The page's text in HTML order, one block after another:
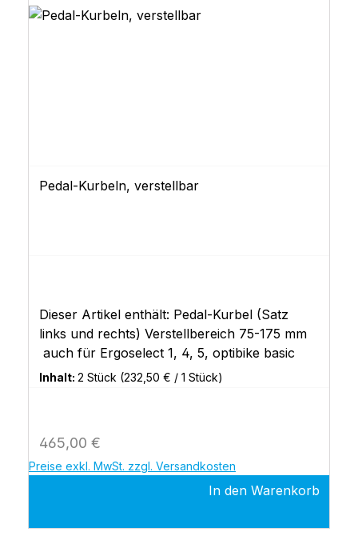
Pedal-Kurbeln, verstellbar
Dieser Artikel enthält: Pedal-Kurbel (Satz
links und rechts) Verstellbereich 75-175 mm
auch für Ergoselect 1, 4, 5, optibike basic
Inhalt: 2 Stück (232,50 € / 1 Stück)
Regulärer Preis:
465,00 €
Preise exkl. MwSt. zzgl. Versandkosten
In den Warenkorb